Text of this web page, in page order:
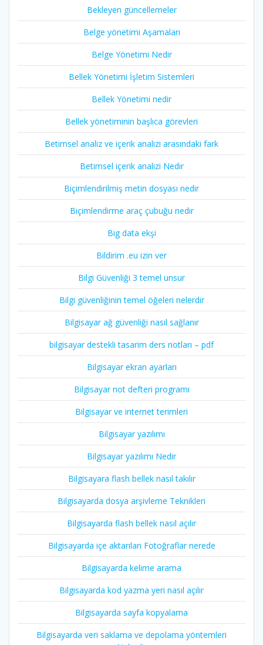
Bekleyen güncellemeler
Belge yönetimi Aşamaları
Belge Yönetimi Nedir
Bellek Yönetimi İşletim Sistemleri
Bellek Yönetimi nedir
Bellek yönetiminin başlıca görevleri
Betimsel analiz ve içerik analizi arasındaki fark
Betimsel içerik analizi Nedir
Biçimlendirilmiş metin dosyası nedir
Biçimlendirme araç çubuğu nedir
Big data ekşi
Bildirim .eu izin ver
Bilgi Güvenliği 3 temel unsur
Bilgi güvenliğinin temel öğeleri nelerdir
Bilgisayar ağ güvenliği nasıl sağlanır
bilgisayar destekli tasarim ders notları – pdf
Bilgisayar ekran ayarları
Bilgisayar not defteri programı
Bilgisayar ve internet terimleri
Bilgisayar yazılımı
Bilgisayar yazılımı Nedir
Bilgisayara flash bellek nasıl takılır
Bilgisayarda dosya arşivleme Teknikleri
Bilgisayarda flash bellek nasıl açılır
Bilgisayarda içe aktarılan Fotoğraflar nerede
Bilgisayarda kelime arama
Bilgisayarda kod yazma yeri nasıl açılır
Bilgisayarda sayfa kopyalama
Bilgisayarda veri saklama ve depolama yöntemleri